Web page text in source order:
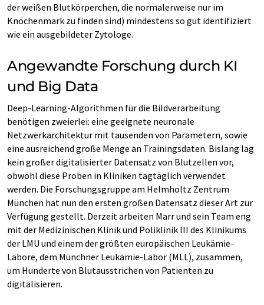
der weißen Blutkörperchen, die normalerweise nur im
Knochenmark zu finden sind) mindestens so gut identifiziert
wie ein ausgebildeter Zytologe.
Angewandte Forschung durch KI
und Big Data
Deep-Learning-Algorithmen für die Bildverarbeitung
benötigen zweierlei: eine geeignete neuronale
Netzwerkarchitektur mit tausenden von Parametern, sowie
eine ausreichend große Menge an Trainingsdaten. Bislang lag
kein großer digitalisierter Datensatz von Blutzellen vor,
obwohl diese Proben in Kliniken tagtäglich verwendet
werden. Die Forschungsgruppe am Helmholtz Zentrum
München hat nun den ersten großen Datensatz dieser Art zur
Verfügung gestellt. Derzeit arbeiten Marr und sein Team eng
mit der Medizinischen Klinik und Poliklinik III des Klinikums
der LMU und einem der größten europäischen Leukämie-
Labore, dem Münchner Leukämie-Labor (MLL), zusammen,
um Hunderte von Blutausstrichen von Patienten zu
digitalisieren.